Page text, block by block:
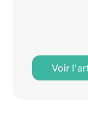
Voir